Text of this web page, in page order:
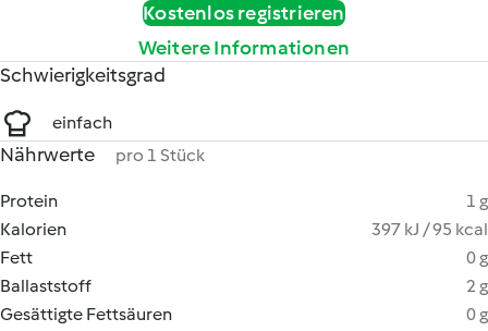
Kostenlos registrieren
Weitere Informationen
Schwierigkeitsgrad
einfach
Nährwerte pro 1 Stück
Protein
1 g
Kalorien
397 kJ / 95 kcal
Fett
0 g
Ballaststoff
2 g
Gesättigte Fettsäuren
0 g